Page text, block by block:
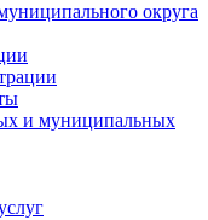
округа
и муниципальных